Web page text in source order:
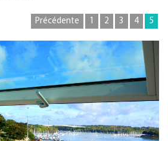
Précédente 1 2 3 4 5